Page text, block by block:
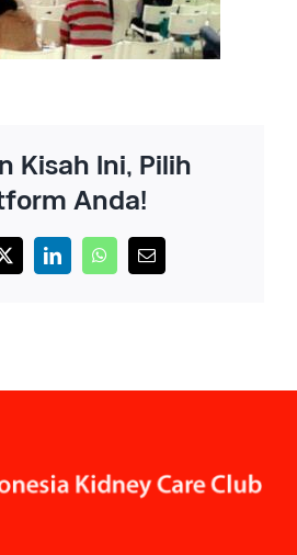
Kisah Ini, Pilih
Anda!
X LinkedInWhatsApp
Email